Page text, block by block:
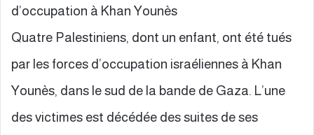
d’occupation à Khan Younès
Quatre Palestiniens, dont un enfant, ont été tués
par les forces d’occupation israéliennes à Khan
Younès, dans le sud de la bande de Gaza. L’une
des victimes est décédée des suites de ses